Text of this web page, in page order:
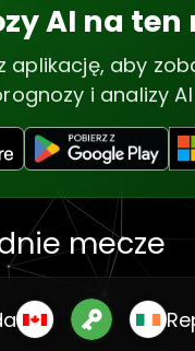
AI na ten
aplikację, aby
i analizy AI
mecze